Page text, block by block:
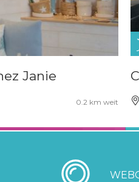
Janie
0.2 km weit